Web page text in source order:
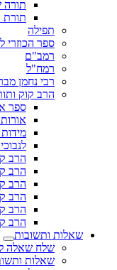
תורה
תורת
תפילה
ספר הכוזרי
רמב"ם
רמח"ל
רבי נחמן
הרב קוק
ספר
הרב
הרב
הרב
הרב
הרב
הרב
שאלות ותשובות
שלח שאלה
שאלות